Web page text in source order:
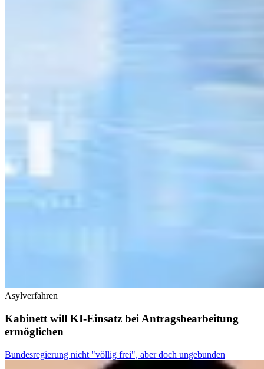
Asylverfahren
Kabinett will KI-Einsatz bei Antragsbearbeitung
ermöglichen
Bundesregierung nicht "völlig frei", aber doch ungebunden